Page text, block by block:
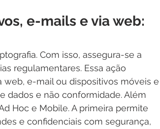
e-mails e via web:
Com isso, assegura-se a
regulamentares. Essa ação
web, e-mail ou dispositivos móveis e
dados e não conformidade. Além
Hoc e Mobile. A primeira permite
e confidenciais com segurança,